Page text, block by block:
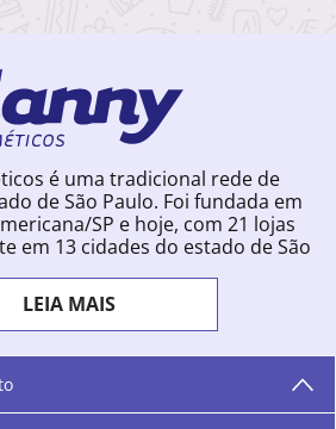
é uma tradicional rede de
de São Paulo. Foi fundada em
SP e hoje, com 21 lojas
em 13 cidades do estado de São
para todo o território brasileiro.
de marcas e a filosofia de vender
do popular ao luxo, a Danny
parceria com aproximadamente
e lançamentos diários na
LEIA MAIS